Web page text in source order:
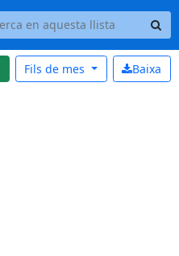
Baixa
Fils de mes